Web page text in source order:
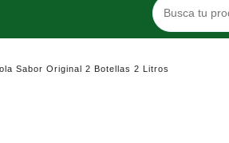
Sabor Original 2 Botellas 2 Litros